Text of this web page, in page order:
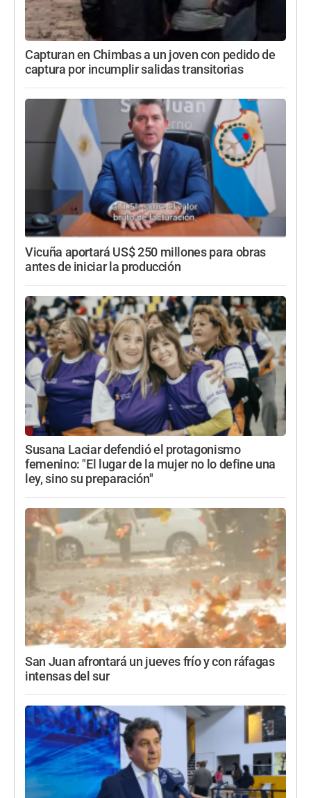
Capturan en Chimbas a un joven con pedido de
captura por incumplir salidas transitorias
Vicuña aportará US$ 250 millones para obras
antes de iniciar la producción
Susana Laciar defendió el protagonismo
femenino: "El lugar de la mujer no lo define una
ley, sino su preparación"
San Juan afrontará un jueves frío y con ráfagas
intensas del sur